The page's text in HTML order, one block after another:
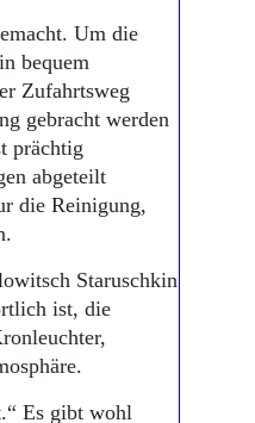
Schlesien
Danzig und Westpreußen
Bücher
Um die
bequem
Zufahrtsweg
gebracht werden
prächtig
abgeteilt
die Reinigung,
Staruschkin
ist, die
Es gibt wohl